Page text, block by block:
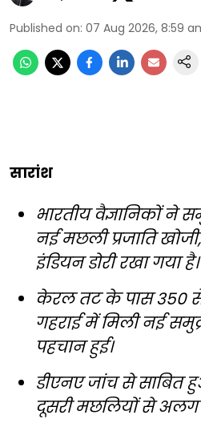
Published on: 07 Aug 2026, 8:59
सारांश
भारतीय वैज्ञानिकों ने
नई मछली प्रजाति
इंडियन डोरी रखा गया है।
केरल तट के पास 350
गहराई में मिली नई
पहचान हुई।
डीएनए जांच से साबित
दूसरी मछलियों से अलग